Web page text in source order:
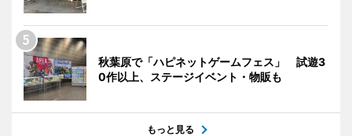
秋葉原で「ハピネットゲームフェス」 試遊3
0作以上、ステージイベント・物販も
もっと見る